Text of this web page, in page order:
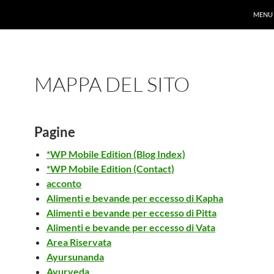
MENU
MAPPA DEL SITO
Pagine
*WP Mobile Edition (Blog Index)
*WP Mobile Edition (Contact)
acconto
Alimenti e bevande per eccesso di Kapha
Alimenti e bevande per eccesso di Pitta
Alimenti e bevande per eccesso di Vata
Area Riservata
Ayursunanda
Ayurveda